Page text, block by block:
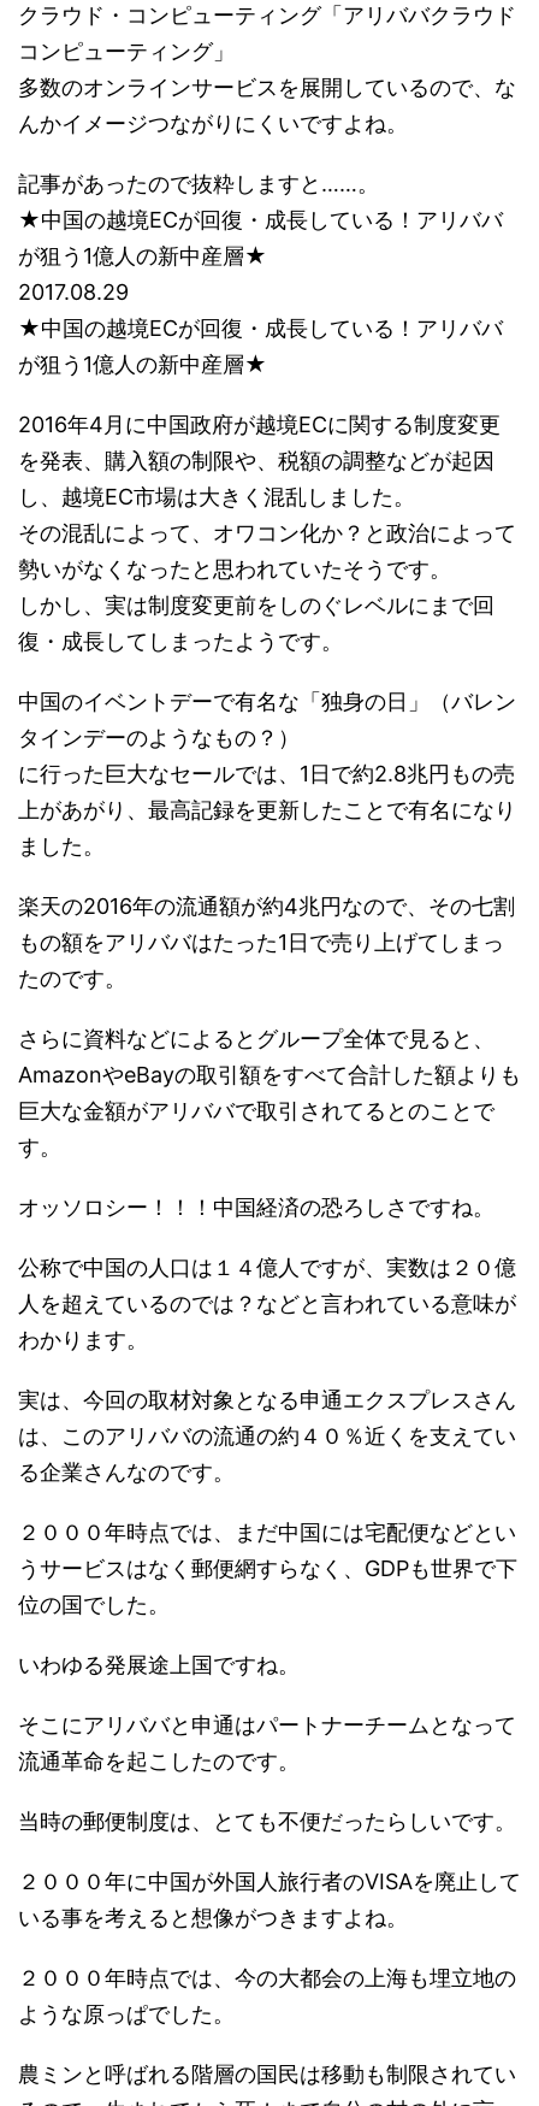
クラウド・コンピューティング「アリババクラウド
コンピューティング」
多数のオンラインサービスを展開しているので、な
んかイメージつながりにくいですよね。
記事があったので抜粋しますと……。
★中国の越境ECが回復・成長している！アリババ
が狙う1億人の新中産層★
2017.08.29
★中国の越境ECが回復・成長している！アリババ
が狙う1億人の新中産層★
2016年4月に中国政府が越境ECに関する制度変更
を発表、購入額の制限や、税額の調整などが起因
し、越境EC市場は大きく混乱しました。
その混乱によって、オワコン化か？と政治によって
勢いがなくなったと思われていたそうです。
しかし、実は制度変更前をしのぐレベルにまで回
復・成長してしまったようです。
中国のイベントデーで有名な「独身の日」（バレン
タインデーのようなもの？）
に行った巨大なセールでは、1日で約2.8兆円もの売
上があがり、最高記録を更新したことで有名になり
ました。
楽天の2016年の流通額が約4兆円なので、その七割
もの額をアリババはたった1日で売り上げてしまっ
たのです。
さらに資料などによるとグループ全体で見ると、
AmazonやeBayの取引額をすべて合計した額よりも
巨大な金額がアリババで取引されてるとのことで
す。
オッソロシー！！！中国経済の恐ろしさですね。
公称で中国の人口は１４億人ですが、実数は２０億
人を超えているのでは？などと言われている意味が
わかります。
実は、今回の取材対象となる申通エクスプレスさん
は、このアリババの流通の約４０％近くを支えてい
る企業さんなのです。
２０００年時点では、まだ中国には宅配便などとい
うサービスはなく郵便網すらなく、GDPも世界で下
位の国でした。
いわゆる発展途上国ですね。
そこにアリババと申通はパートナーチームとなって
流通革命を起こしたのです。
当時の郵便制度は、とても不便だったらしいです。
２０００年に中国が外国人旅行者のVISAを廃止して
いる事を考えると想像がつきますよね。
２０００年時点では、今の大都会の上海も埋立地の
ような原っぱでした。
農ミンと呼ばれる階層の国民は移動も制限されてい